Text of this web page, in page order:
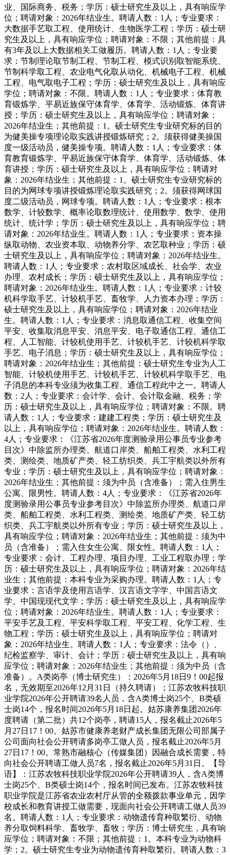
业、国际商务、税务；学历：硕士研究生及以上，具有响应学
位；聘请对象：2026年结业生。聘请人数：1人；专业要求：
大数据手艺取工程、使用统计、生物医学工程；学历：硕士研
究生及以上，具有响应学位；聘请对象：不限；其他前提：具
有3年及以上大数据相关工做履历。聘请人数：1人；专业要
求：节制理论取节制工程、节制工程、模式识别取智能系统、
节制科学取工程、农业电气化取从动化、机械电子工程、机械
工程、电气取电子工程；学历：硕士研究生及以上，具有响应
学位；聘请对象：不限。聘请人数：1人；专业要求：体育教
育锻炼学、平易近族保守体育学、体育学、活动锻炼、体育讲
授；学历：硕士研究生及以上，具有响应学位；聘请对象：
2026年结业生；其他前提：1。硕士研究生专业研究标的目的
为健美操专项理论取实践讲授锻炼研究；2。须获得健美操国
度一级活动员，健美操专项。聘请人数：1人；专业要求：体
育教育锻炼学、平易近族保守体育学、体育学、活动锻炼、体
育讲授；学历：硕士研究生及以上，具有响应学位；聘请对
象：2026年结业生；其他前提：1。硕士研究生专业研究标的
目的为网球专项讲授锻炼理论取实践研究；2。须获得网球国
度二级活动员，网球专项。聘请人数：1人；专业要求：根本
数学、计较数学、概率论取数理统计、使用数学、数学、使用
统计、统计学；学历：硕士研究生及以上，具有响应学位；聘
请对象：2026年结业生。聘请人数：1人；专业要求：资本操
纵取动物、农业资本取、动物养分学、农艺取种业；学历：硕
士研究生及以上，具有响应学位；聘请对象：2026年结业生。
聘请人数：1人；专业要求：农村取区域成长、社会学、农业
办理、农村成长；学历：硕士研究生及以上，具有响应学位；
聘请对象：2026年结业生。聘请人数：1人；专业要求：计较
机科学取手艺、计较机手艺、畜牧学、人力资本办理；学历：
硕士研究生及以上，具有响应学位；聘请对象：2026年结业
生。聘请人数：1人；专业要求：消息取通信工程、收集空间
平安、收集取消息平安、消息平安、电子取通信工程、通信工
程、人工智能、计较机使用手艺、计较机手艺、计较机科学取
手艺、电子消息；学历：硕士研究生及以上，具有响应学位；
聘请对象：2026年结业生；其他前提：硕士研究生专业为人工
智能、计较机使用手艺、计较机手艺、计较机科学取手艺、电
子消息的本科专业须为收集工程、通信工程此中之一。聘请人
数：2人；专业要求：会计学、会计、会计取金融、税务；学
历：硕士研究生及以上，具有响应学位；聘请对象：不限。聘
请人数：1人；专业要求：建建工程类；学历：硕士研究生及
以上，具有响应学位；聘请对象：2026年结业生。聘请人数：
4人；专业要求：《江苏省2026年度测验录用公事员专业参考
目次》中除监所办理类、航道口岸类、船舶工程类、水利工程
类、测绘类、地质矿产类、轻工纺织类、兵工宇航类以外所有
专业；学历：硕士研究生及以上，具有响应学位；聘请对象：
2026年结业生；其他前提：须为中员（含准备）；需入住男生
公寓、限男性。聘请人数：4人；专业要求：《江苏省2026年
度测验录用公事员专业参考目次》中除监所办理类、航道口岸
类、船舶工程类、水利工程类、测绘类、地质矿产类、轻工纺
织类、兵工宇航类以外所有专业；学历：硕士研究生及以上，
具有响应学位；聘请对象：2026年结业生；其他前提：须为中
员（含准备）；需入住女生公寓、限女性。聘请人数：1人；
专业要求：会计、工程办理、项目办理、工业工程取办理；学
历：硕士研究生及以上，具有响应学位；聘请对象：2026年结
业生；其他前提：本科专业为采购办理。聘请人数：1人；专
业要求：言语学及使用言语学、汉言语文字学、中国言语文
学、中国现现代文学；学历：硕士研究生及以上，具有响应学
位；聘请对象：2026年结业生。聘请人数：1人；专业要求：
平安手艺及工程、平安科学取工程、平安工程、化学工程、生
物工程；学历：硕士研究生及以上，具有响应学位；聘请对
象：2026年结业生。聘请人数：1人；专业要求：法令（）、
纪检监察学、审计、会计；学历：硕士研究生及以上，具有响
应学位；聘请对象：2026年结业生；其他前提：须为中员（含
准备）。A类岗亭（博士研究生）：2026年5月18日9！00起报
名，无效期至2026年12月31日（持久聘请）；江苏农牧科技职
业学院2026年公开聘请39名人员，含A类博士岗25个、B类硕
士岗14个，报名时间2026年5月18日起。姑苏康养集团2026年
度聘请（第二批）共12个岗亭，聘请15人，报名截止2026年5
月27日17！00。姑苏市健康养老财产成长集团无限公司部属子
公司面向社会公开聘请多岗亭工做人员，报名截止2026年5月
27日17！00。常熟市融核心（传媒集团）因融合成长需要，特
向社会公开聘请工做人员7名，报名截止2026年5月31日。【导
语】：江苏农牧科技职业学院2026年公开聘请39人，含A类博
士岗25个、B类硕士岗14个，报名时间已发布。江苏农牧科技
职业学院是江苏省农业农村厅从管的全额拨款事业单元，因学
校成长和教育讲授工做需要，现面向社会公开聘请工做人员39
名。聘请人数：1人；专业要求：动物遗传育种取繁衍、动物
养分取饲料科学、畜牧学、畜牧；学历：博士研究生，具有响
应学位；聘请对象：不限；其他前提：1。本科专业为动物科
学；2。硕士研究生专业为动物遗传育种取繁衍。聘请人数：3